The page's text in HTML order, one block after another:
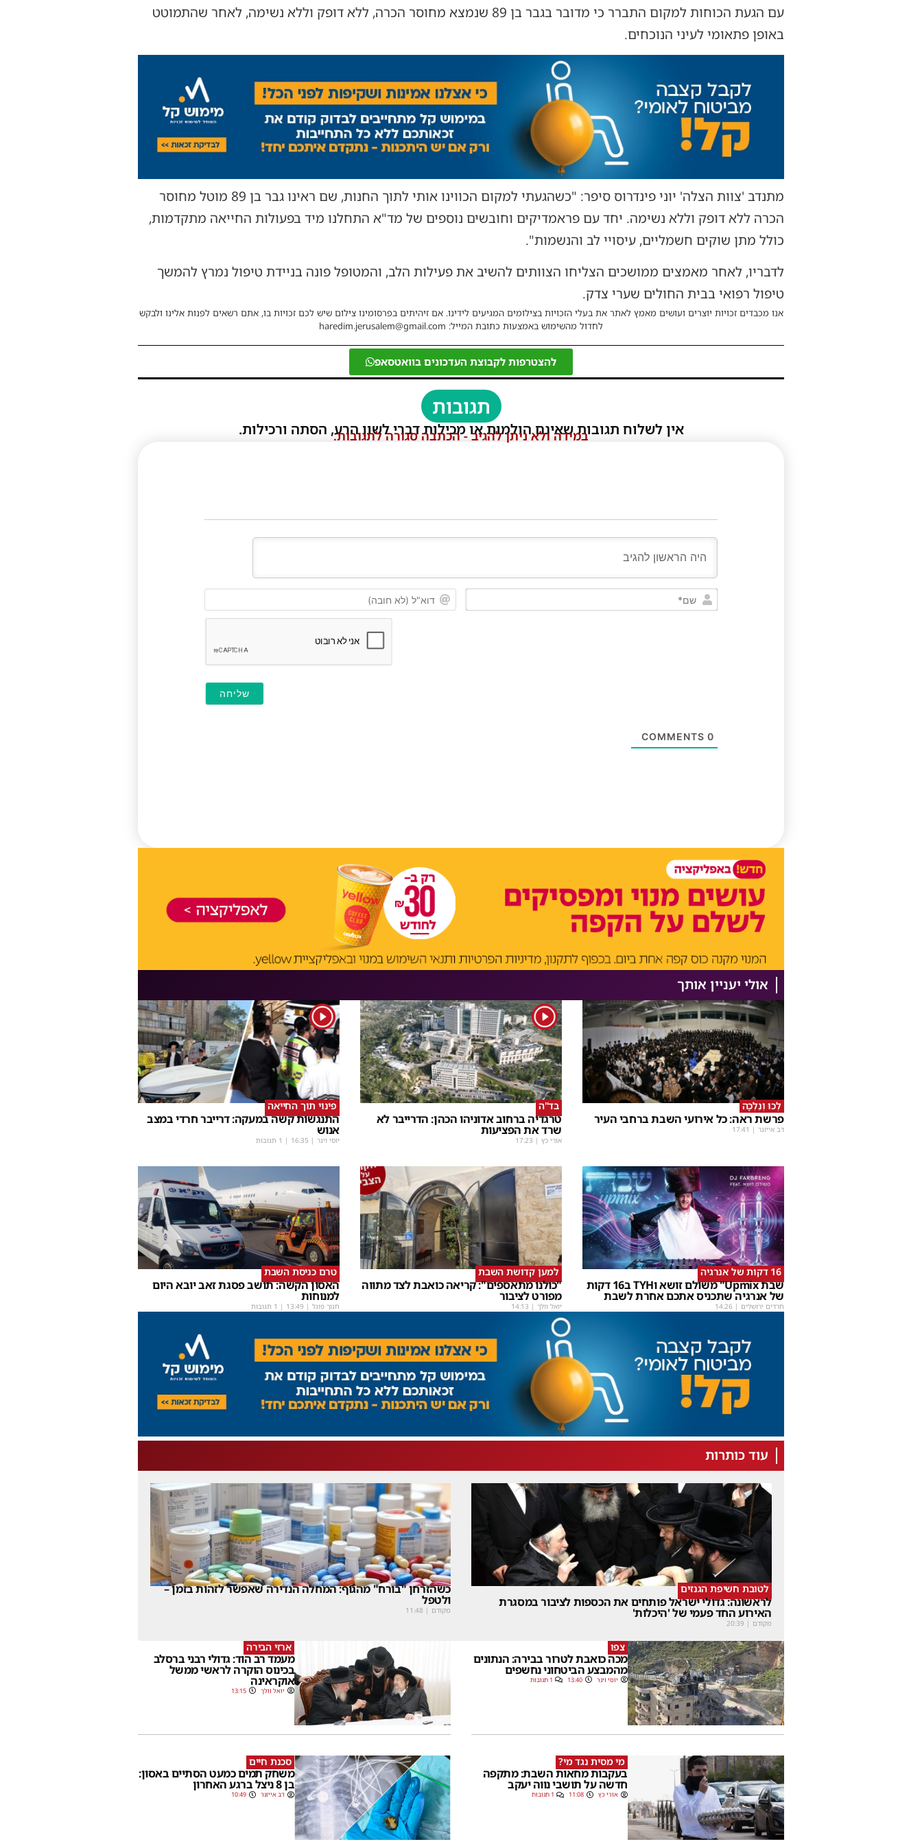
עם הגעת הכוחות למקום התברר כי מדובר בגבר בן 89 שנמצא מחוסר הכרה, ללא דופק וללא נשימה, לאחר שהתמוטט
באופן פתאומי לעיני הנוכחים.
מתנדב 'צוות הצלה' יוני פינדרוס סיפר: "כשהגעתי למקום הכווינו אותי לתוך החנות, שם ראינו גבר בן 89 מוטל מחוסר
הכרה ללא דופק וללא נשימה. יחד עם פראמדיקים וחובשים נוספים של מד"א התחלנו מיד בפעולות החייאה מתקדמות,
כולל מתן שוקים חשמליים, עיסויי לב והנשמות".
לדבריו, לאחר מאמצים ממושכים הצליחו הצוותים להשיב את פעילות הלב, והמטופל פונה בניידת טיפול נמרץ להמשך
טיפול רפואי בבית החולים שערי צדק.
אנו מכבדים זכויות יוצרים ועושים מאמץ לאתר את בעלי הזכויות בצילומים המגיעים לידינו. אם זיהיתים בפרסומינו צילום שיש לכם זכויות בו, אתם רשאים לפנות אלינו ולבקש
לחדול מהשימוש באמצעות כתובת המייל: haredim.jerusalem@gmail.com
להצטרפות לקבוצת העדכונים בוואטסאפ
תגובות
אין לשלוח תגובות שאינם הולמות או מכילות דברי לשון הרע, הסתה ורכילות.
במידה ולא ניתן להגיב - הכתבה סגורה לתגובות.
שם*
(לא
0
אולי יעניין אותך
לְכוּ וְנֵלְכָה
פרשת ראה: כל אירועי השבת ברחבי העיר
דב אייזנר |
17:41
1
בד"ה
טרגדיה ברחוב אדוניהו הכהן: הדרייבר לא
שרד את הפציעות
אורי כץ |
17:23
1
פינוי תוך החייאה
התנגשות קשה במעקה: דרייבר חרדי במצב
אנוש
יוסי וינר |
16:35 | 1 תגובות
16 דקות של אנרגיה
שבת Upmix" משולם זושא וTYH ב16 דקות
של אנרגיה שתכניס אתכם אחרת לשבת
חרדים ירושלים |
14:26
למען קדושת השבת
"כולנו מתאספים": קריאה כואבת לצד מתווה
מפורט לציבור
יואל וולך |
14:13
טרם כניסת השבת
האסון הקשה: תושב פסגת זאב יובא היום
למנוחות
חנוך פוגל |
13:49 | 1 תגובות
עוד כותרות
לטובת חשיפת הגנזים
לראשונה: גדולי ישראל פותחים את הכספות לציבור במסגרת
האירוע החד פעמי של 'היכלות'
מקודם |
20:39
כשהזרחן "בורח" מהגוף: המחלה הנדירה שאפשר לזהות בזמן –
ולטפל
מקודם |
11:48
צפו
מכה כואבת לטרור בבירה: הנתונים
מהמבצע הביטחוני נחשפים
יוסי וינר 13:40 1 תגובות
ארזי הבירה
מעמד רב הוד: גדולי רבני ברסלב
בכינוס הוקרה לראשי ממשל
אוקראינה
יואל וולך 13:15
מי מסית נגד מי?
בעקבות מחאות השבת: מתקפה
חדשה על תושבי נווה יעקב
אורי כץ 11:08 1 תגובות
סכנת חיים
משחק תמים כמעט הסתיים באסון:
בן 8 ניצל ברגע האחרון
דב אייזנר 10:49